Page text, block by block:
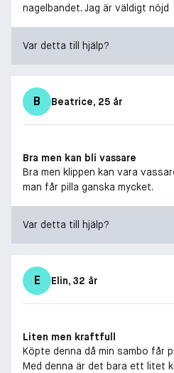
nagelbandet. Jag är väldigt nöjd
Var detta till hjälp?
B Beatrice, 25 år
Bra men kan bli vassare
Bra men klippen kan vara
man får pilla ganska mycket.
Var detta till hjälp?
E Elin, 32 år
Liten men kraftfull
Köpte denna då min sambo får
Med denna är det bara ett litet